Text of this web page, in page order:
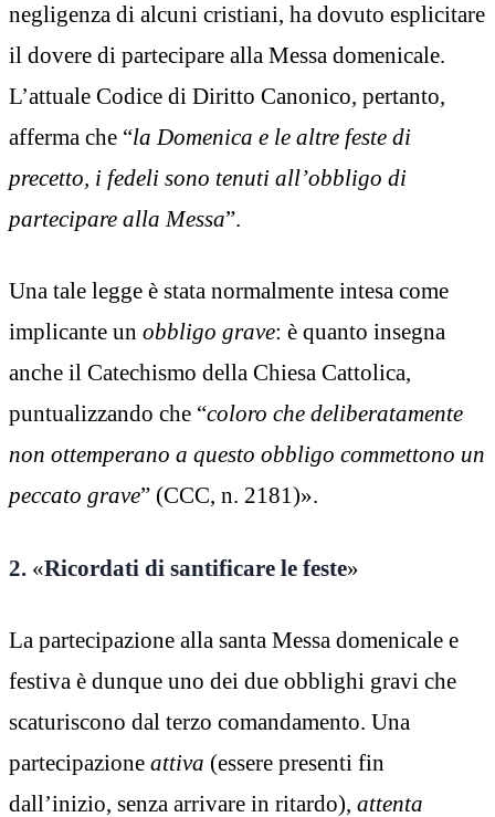
negligenza di alcuni cristiani, ha dovuto esplicitare
il dovere di partecipare alla Messa domenicale.
L’attuale Codice di Diritto Canonico, pertanto,
afferma che “la Domenica e le altre feste di
precetto, i fedeli sono tenuti all’obbligo di
partecipare alla Messa”.
Una tale legge è stata normalmente intesa come
implicante un obbligo grave: è quanto insegna
anche il Catechismo della Chiesa Cattolica,
puntualizzando che “coloro che deliberatamente
non ottemperano a questo obbligo commettono un
peccato grave” (CCC, n. 2181)».
2. «Ricordati di santificare le feste»
La partecipazione alla santa Messa domenicale e
festiva è dunque uno dei due obblighi gravi che
scaturiscono dal terzo comandamento. Una
partecipazione attiva (essere presenti fin
dall’inizio, senza arrivare in ritardo), attenta